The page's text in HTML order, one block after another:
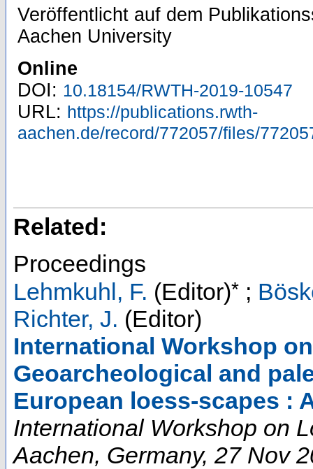
Veröffentlicht auf dem
Aachen University
Online
DOI: 10.18154/RWTH-2019-10547
URL: https://publications.rwth-
aachen.de/record/772057/files/
Related:
Proceedings
Lehmkuhl, F. (Editor)* ;
Richter, J. (Editor)
International Workshop
Geoarcheological and
European loess-scapes :
International Workshop on
Aachen, Germany, 27 Nov